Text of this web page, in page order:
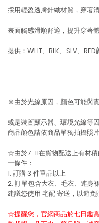
採用輕盈透膚針織材質，穿著清
表面觸感滑順舒適，提升穿著體
提供：WHT、BLK、SLV、RED
※由於光線原因，顏色可能與
或是裝置顯示器、環境光線等
商品顏色請依商品單獨拍攝照片
☆由於7-11在貨物配送上有材
一條件：
1. 訂購 3 件單品以上
2. 訂單包含大衣、毛衣、連身
建議您使用 宅配寄送，以避免
☆提醒您，官網商品於七日鑑